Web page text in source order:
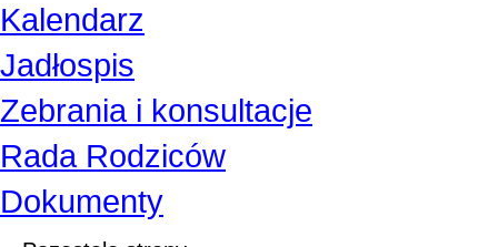
Kalendarz
Jadłospis
Zebrania i konsultacje
Rada Rodziców
Dokumenty